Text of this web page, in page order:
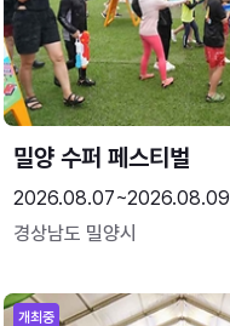
밀양 수퍼 페스티벌
2026.08.07~2026.08.09
경상남도 밀양시
개최중